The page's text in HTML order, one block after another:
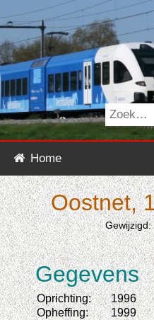
Home
Oostnet,
Gegevens
Oprichting:
1996
Opheffing:
1999